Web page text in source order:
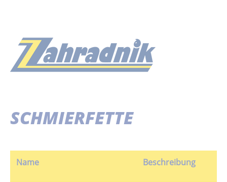
SCHMIERFETTE
Name Beschreibung